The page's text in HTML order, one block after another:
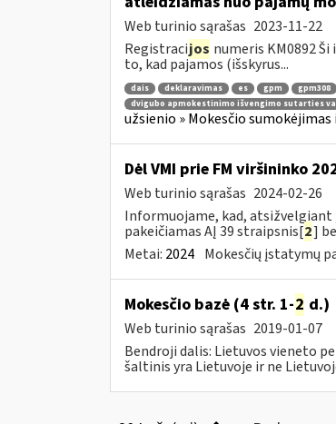
Web turinio sąrašas 2023-11-22
Registracijos numeris KM0892
to, kad pajamos (išskyrus...
dais deklaravimas es gpm gpm308
dvigubo apmokestinimo išvengimo sutarties
užsienio » Mokesčio
Dėl VMI prie FM viršininko
Web turinio sąrašas 2024-02-26
Informuojame, kad, atsižvelgiant
pakeičiamas AĮ 39 straipsnis[2]
Metai: 2024 Mokesčių įstatymų
Mokesčio bazė (4 str. 1-2 d.)
Web turinio sąrašas 2019-01-07
Bendroji dalis: Lietuvos vieneto
šaltinis yra Lietuvoje ir ne